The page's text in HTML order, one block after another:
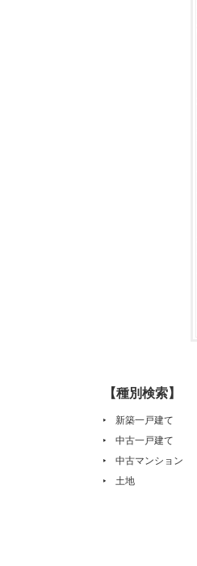
【種別検索】
新築一戸建て
中古一戸建て
中古マンション
土地